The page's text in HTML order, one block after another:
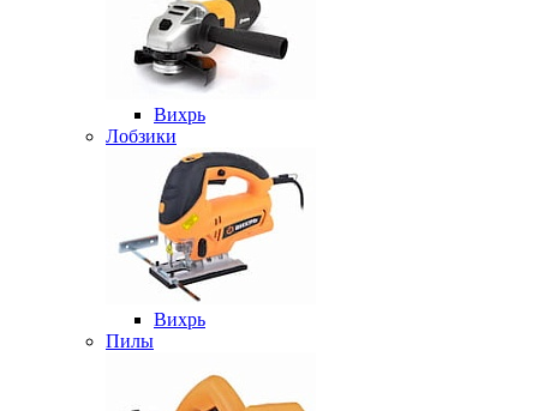
Вихрь
Лобзики
Вихрь
Пилы